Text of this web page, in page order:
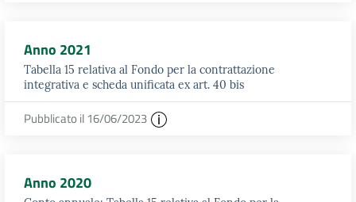
Anno 2021
Tabella 15 relativa al Fondo per la contrattazione
integrativa e scheda unificata ex art. 40 bis
Pubblicato il 16/06/2023
Anno 2020